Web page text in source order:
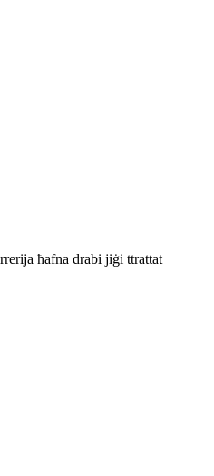
ħafna drabi jiġi ttrattat